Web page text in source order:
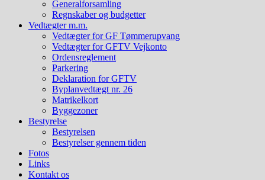
Generalforsamling
Regnskaber og budgetter
Vedtægter m.m.
Vedtægter for GF Tømmerupvang
Vedtægter for GFTV Vejkonto
Ordensreglement
Parkering
Deklaration for GFTV
Byplanvedtægt nr. 26
Matrikelkort
Byggezoner
Bestyrelse
Bestyrelsen
Bestyrelser gennem tiden
Fotos
Links
Kontakt os